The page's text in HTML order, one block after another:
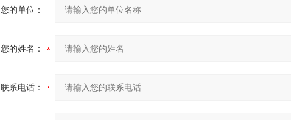
您的单位：
您的姓名：
联系电话：